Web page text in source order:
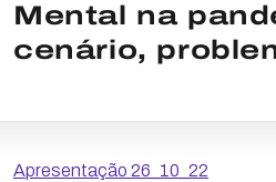
Mental na
cenário,
Apresentação 26_10_22